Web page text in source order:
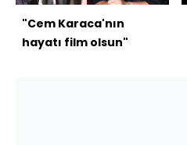
"Cem Karaca'nın
hayatı film olsun"